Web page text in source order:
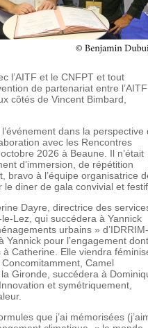
l’AITF et le CNFPT et tout
de partenariat entre l’AITF
côtés de Vincent Bimbard,
dans la perspective
avec les Rencontres
2026 à Beaune. Il n’était
d’immersion, de répétition
bravo à l’équipe organisatrice
le diner de gala convivial et
Dayre, directrice des
Lez, qui succédera à Yannick
urbains » d’IDRRIM-
Yannick pour l’engagement
Catherine. Elle viendra
Camel
Gironde, succédera à
et symétriquement,
que j’ai mémorisées